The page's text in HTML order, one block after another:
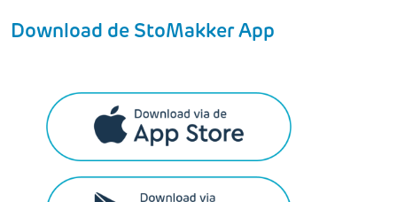
Download de StoMakker App